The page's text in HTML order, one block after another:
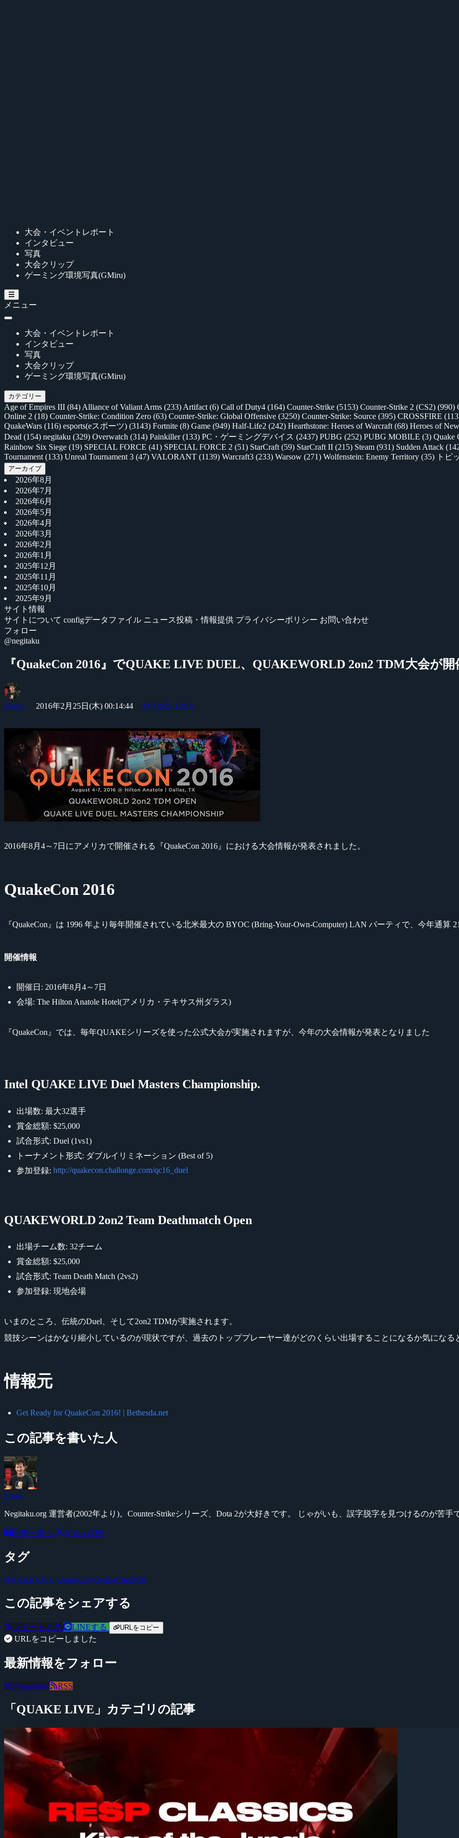
大会・イベントレポート
インタビュー
写真
大会クリップ
ゲーミング環境写真(GMiru)
メニュー
大会・イベントレポート
インタビュー
写真
大会クリップ
ゲーミング環境写真(GMiru)
カテゴリー
Age of Empires III (84) Alliance of Valiant Arms (233) Artifact (6) Call of Duty4 (164) Counter-Strike (5153) Counter-Strike 2 (CS2) (990)
Online 2 (18) Counter-Strike: Condition Zero (63) Counter-Strike: Global Offensive (3250) Counter-Strike: Source (395) CROSSFIRE
QuakeWars (116) esports(eスポーツ) (3143) Fortnite (8) Game (949) Half-Life2 (242) Hearthstone: Heroes of Warcraft (68) Heroes of
Dead (154) negitaku (329) Overwatch (314) Painkiller(133) PC・ゲーミングデバイス (2437) PUBG (252) PUBG MOBILE (3) Quake
Rainbow Six Siege (19) SPECIAL FORCE (41) SPECIAL FORCE 2 (51) StarCraft (59) StarCraft II (215) Steam (931) Sudden Attack
Tournament (133) Unreal Tournament 3 (47) VALORANT (1139) Warcraft3 (233) Warsow (271) Wolfenstein: Enemy Territory (35) トピ
アーカイブ
2026年8月
2026年7月
2026年6月
2026年5月
2026年4月
2026年3月
2026年2月
2026年1月
2025年12月
2025年11月
2025年10月
2025年9月
サイト情報
サイトについて configデータファイル ニュース投稿・情報提供 プライバシーポリシー お問い合わせ
フォロー
@negitaku
『QuakeCon 2016』でQUAKE LIVE DUEL、QUAKEWORLD 2on2 TDM大会が開
Yossy 2016年2月25日(木) 00:14:44 QUAKE LIVE
2016年8月4～7日にアメリカで開催される『QuakeCon 2016』における大会情報が発表されました。
QuakeCon 2016
『QuakeCon』は 1996 年より毎年開催されている北米最大の BYOC (Bring-Your-Own-Computer) LAN パーティで、今年通算
開催情報
開催日: 2016年8月4～7日
会場: The Hilton Anatole Hotel(アメリカ・テキサス州ダラス)
『QuakeCon』では、毎年QUAKEシリーズを使った公式大会が実施されますが、今年の大会情報が発表となりました
Intel QUAKE LIVE Duel Masters Championship.
出場数: 最大32選手
賞金総額: $25,000
試合形式: Duel (1vs1)
トーナメント形式: ダブルイリミネーション (Best of 5)
参加登録: http://quakecon.challonge.com/qc16_duel
QUAKEWORLD 2on2 Team Deathmatch Open
出場チーム数: 32チーム
賞金総額: $25,000
試合形式: Team Death Match (2vs2)
参加登録: 現地会場
いまのところ、伝統のDuel、そして2on2 TDMが実施されます。
競技シーンはかなり縮小しているのが現状ですが、過去のトッププレーヤー達がどのくらい出場することになるか気になる
情報元
Get Ready for QuakeCon 2016! | Bethesda.net
この記事を書いた人
Yossy
Negitaku.org 運営者(2002年より)。Counter-Strikeシリーズ、Dota 2が大好きです。 じゃがいも、誤字脱字を見つけるのが苦
記事一覧へ @YossyFPS
タグ
QUAKE LIVE QuakeCon QuakeCon2016
この記事をシェアする
ツイートする LINEする URLをコピー
URLをコピーしました
最新情報をフォロー
@negitaku RSS
「QUAKE LIVE」カテゴリの記事